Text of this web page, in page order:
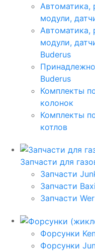
Автоматика,
модули,
Автоматика,
модули,
Buderus
Buderus
Комплекты
колонок
Комплекты
котлов
Запчасти для
Запчасти
Запчасти
Запчасти
Форсунки
Форсунки